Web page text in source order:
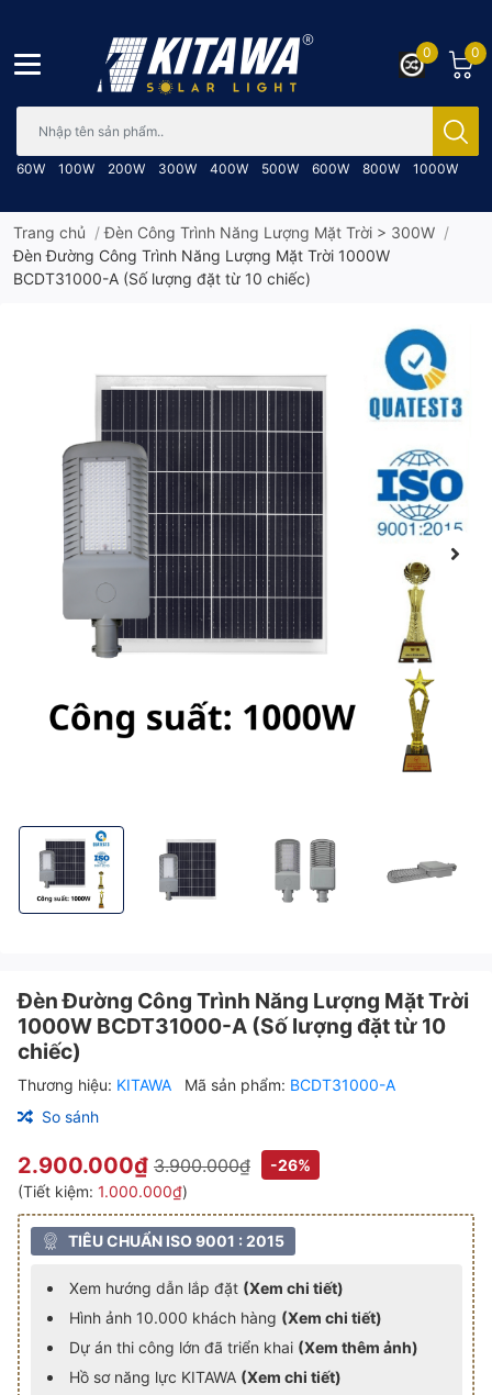
60W 100W 200W 300W 400W 500W 600W 800W 1000W
0
0
Trang chủ /Đèn Công Trình Năng Lượng Mặt Trời > 300W /
Đèn Đường Công Trình Năng Lượng Mặt Trời 1000W
BCDT31000-A (Số lượng đặt từ 10 chiếc)
Đèn Đường Công Trình Năng Lượng Mặt Trời 1000W
Đèn Đường Công Trình Năng Lượng Mặt Trời
Đèn Đường Công Trình Năng
Đèn Đường Công Trình Năng Lượng Mặt Trời
1000W BCDT31000-A (Số lượng đặt từ 10
chiếc)
Thương hiệu: KITAWA Mã sản phẩm: BCDT31000-A
So sánh
2.900.000₫ 3.900.000₫
-26%
(Tiết kiệm: 1.000.000₫)
TIÊU CHUẨN ISO 9001 : 2015
Xem hướng dẫn lắp đặt (Xem chi tiết)
Hình ảnh 10.000 khách hàng (Xem chi tiết)
Dự án thi công lớn đã triển khai (Xem thêm ảnh)
Hồ sơ năng lực KITAWA (Xem chi tiết)